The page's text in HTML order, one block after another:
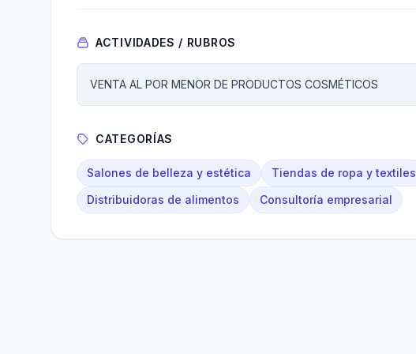
ACTIVIDADES / RUBROS
VENTA AL POR MENOR DE PRODUCTOS COSMÉTICOS
CATEGORÍAS
Salones de belleza y estética Tiendas de ropa y textiles
Distribuidoras de alimentos
Consultoría empresarial